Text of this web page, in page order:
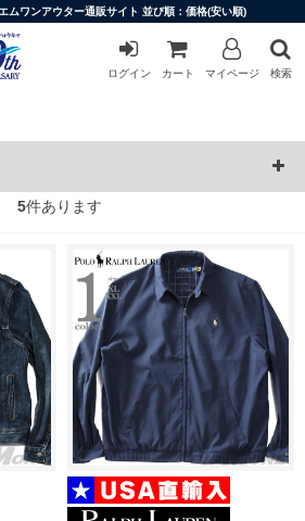
ムワンアウター通販サイト 並び順：価格(安い順)
ログイン カート マイページ 検索
5件あります